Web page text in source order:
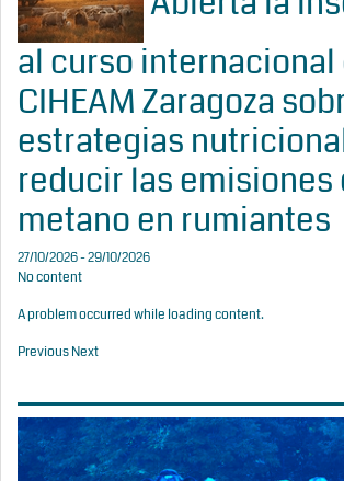
al curso internacional
CIHEAM Zaragoza
estrategias
reducir las emisiones
metano en rumiantes
27/10/2026 - 29/10/2026
No content
A problem occurred while loading content.
PreviousNext